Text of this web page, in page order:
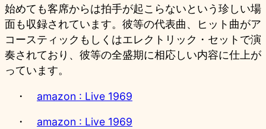
始めても客席からは拍手が起こらないという珍しい場
面も収録されています。彼等の代表曲、ヒット曲がア
コースティックもしくはエレクトリック・セットで演
奏されており、彼等の全盛期に相応しい内容に仕上が
っています。
・ amazon : Live 1969
・ amazon : Live 1969